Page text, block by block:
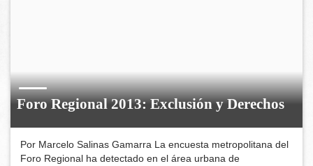
Foro Regional 2013: Exclusión y Derechos
Por Marcelo Salinas Gamarra La encuesta metropolitana del
Foro Regional ha detectado en el área urbana de